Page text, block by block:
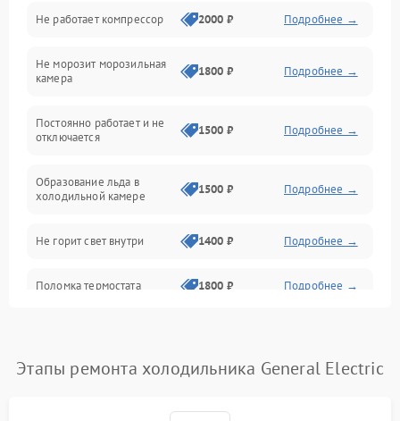
Электропитание
Дренаж
Не работает компрессор 2000 ₽ Подробнее →
Не морозит морозильная
камера
1800 ₽ Подробнее →
Постоянно работает и не
отключается
1500 ₽ Подробнее →
Образование льда в
холодильной камере
1500 ₽ Подробнее →
Не горит свет внутри 1400 ₽ Подробнее →
Поломка термостата 1800 ₽ Подробнее →
Поломка системы No Frost 2600 ₽ Подробнее →
Этапы ремонта холодильника General Electric